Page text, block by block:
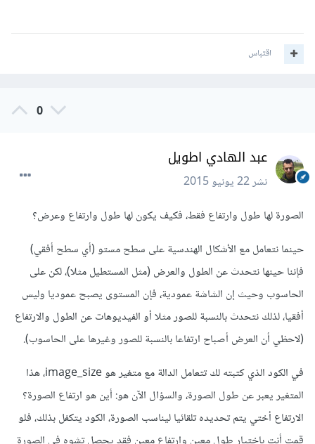
اقتباس
0
عبد الهادي اطويل
نشر22 يونيو 2015
الصورة لها طول وارتفاع فقط، فكيف يكون لها طول وارتفاع وعرض؟
حينما نتعامل مع الأشكال الهندسية على سطح مستو (أي سطح أفقي)
فإننا حينها نتحدث عن الطول والعرض (مثل المستطيل مثلا)، لكن على
الحاسوب وحيث إن الشاشة عمودية، فإن المستوى يصبح عموديا وليس
أفقيا، لذلك نتحدث بالنسبة للصور مثلا أو الفيديوهات عن الطول والارتفاع
(لاحظي أن العرض أصباح ارتفاعا بالنسبة للصور وغيرها على الحاسوب).
في الكود الذي كتبته لك تتعامل الدالة مع متغير هو image_size، هذا
المتغير يعبر عن طول الصورة، والسؤال الآن هو: أين هو ارتفاع الصورة؟
الارتفاع أختي يتم تحديده تلقائيا ليناسب الصورة، الكود يتكفل بذلك، فلو